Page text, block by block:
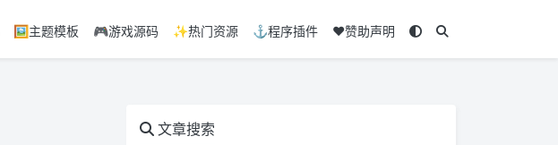
🖼️主题模板 🎮游戏源码 ✨热门资源 ⚓程序插件 ❤️赞助声明
文章搜索